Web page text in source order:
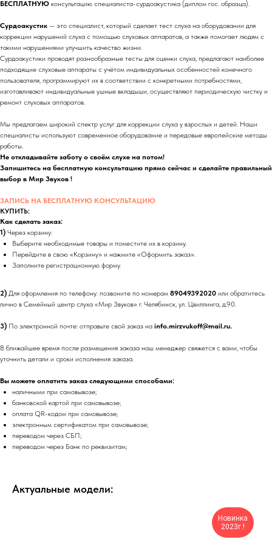
БЕСПЛАТНУЮ консультацию специалиста-сурдоакустика (диплом гос. образца).
Сурдоакустик — это специалист, который сделает тест слуха на оборудовании для
коррекции нарушений слуха с помощью слуховых аппаратов, а также помогает людям с
такими нарушениями улучшить качество жизни.
Сурдоакустики проводят разнообразные тесты для оценки слуха, предлагают наиболее
подходящие слуховые аппараты с учётом индивидуальных особенностей конечного
пользователя, программируют их в соответствии с конкретными потребностями,
изготавливают индивидуальные ушные вкладыши, осуществляют периодическую чистку и
ремонт слуховых аппаратов.
Мы предлагаем широкий спектр услуг для коррекции слуха у взрослых и детей. Наши
специалисты используют современное оборудование и передовые европейские методы
работы.
Не откладывайте заботу о своём слухе на потом!
Запишитесь на бесплатную консультацию прямо сейчас и сделайте правильный
выбор в Мир Звуков !
ЗАПИСЬ НА БЕСПЛАТНУЮ КОНСУЛЬТАЦИЮ
КУПИТЬ:
Как сделать заказ:
1) Через корзину:
Выберите необходимые товары и поместите их в корзину.
Перейдите в свою «Корзину» и нажмите «Оформить заказ».
Заполните регистрационную форму.
2) Для оформления по телефону: позвоните по номерам 89049392020 или обратитесь
лично в Семейный центр слуха «Мир Звуков» г. Челябинск, ул. Цвиллинга, д.90.
3) По электронной почте: отправьте свой заказ на info.mirzvukoff@mail.ru.
В ближайшее время после размещения заказа наш менеджер свяжется с вами, чтобы
уточнить детали и сроки исполнения заказа.
Вы можете оплатить заказ следующими способами:
наличными при самовывозе;
банковской картой при самовывозе;
оплата QR-кодом при самовывозе;
электронным сертификатом при самовывозе;
переводом через СБП;
переводом через Банк по реквизитам;
Актуальные модели:
Новинка
2023г.!